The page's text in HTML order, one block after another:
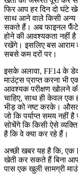
फिर आप हर दिन दो घंटे
साथ आने वाले किसी अन्य
सकते हैं। अब फाइनल
होने की आवश्यकता नहीं
रखेंगे। इसलिए बस आराम
सबसे कम दरों पर।
इसके अलावा, FF14 के
माउंट्स प्राप्त करना भी
आवश्यक परीक्षण खोलने
चाहिए, साथ ही केवल एक
भीड़ को नष्ट करके। औसत
जो कि पर्याप्त समय
सोचेंगे कि किसी ऐसे
है कि वे क्या कर रहे हैं।
अच्छी खबर यह है कि,
खेती कर सकते हैं बिना
पास एक खुली सामग्री